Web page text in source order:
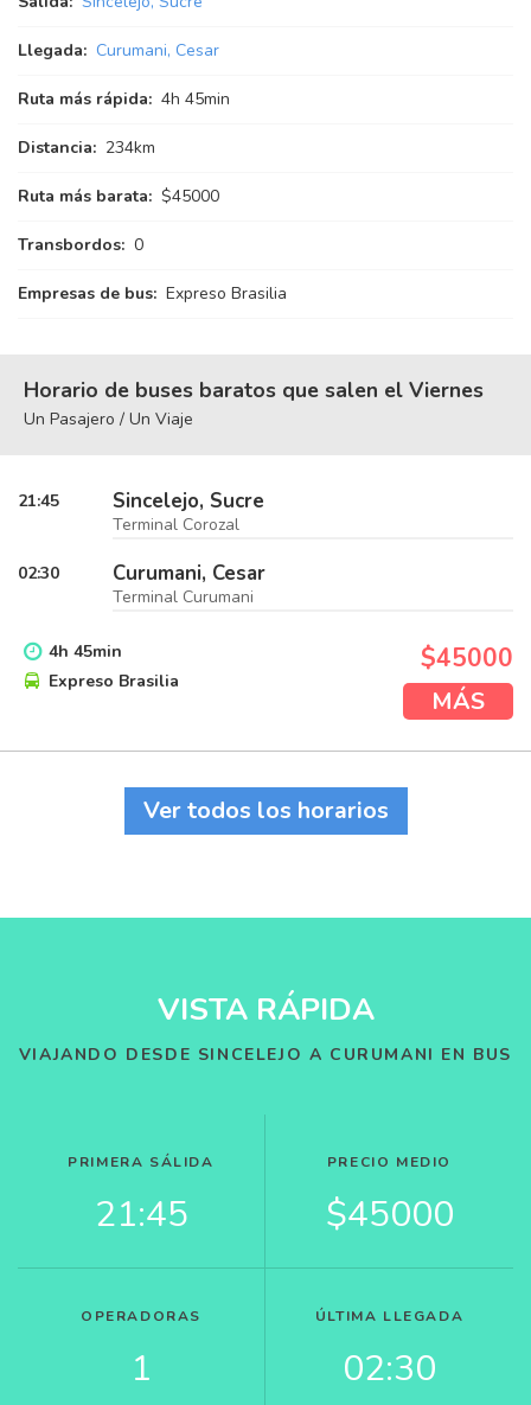
Llegada: Curumani, Cesar
Ruta más rápida: 4h 45min
Distancia: 234km
Ruta más barata: $45000
Transbordos: 0
Empresas de bus: Expreso Brasilia
Horario de buses baratos que salen el Viernes
Un Pasajero / Un Viaje
21:45 Sincelejo, Sucre
Terminal Corozal
02:30 Curumani, Cesar
Terminal Curumani
4h 45min
Expreso Brasilia
$45000
MÁS
Ver todos los horarios
VISTA RÁPIDA
VIAJANDO DESDE SINCELEJO A CURUMANI EN BUS
PRIMERA SÁLIDA
21:45
PRECIO MEDIO
$45000
OPERADORAS
1
ÚLTIMA LLEGADA
02:30